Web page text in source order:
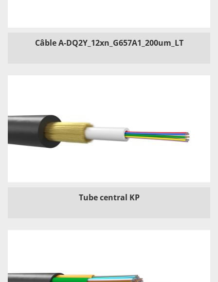
Câble A-DQ2Y_12xn_G657A1_200um_LT
Tube central KP